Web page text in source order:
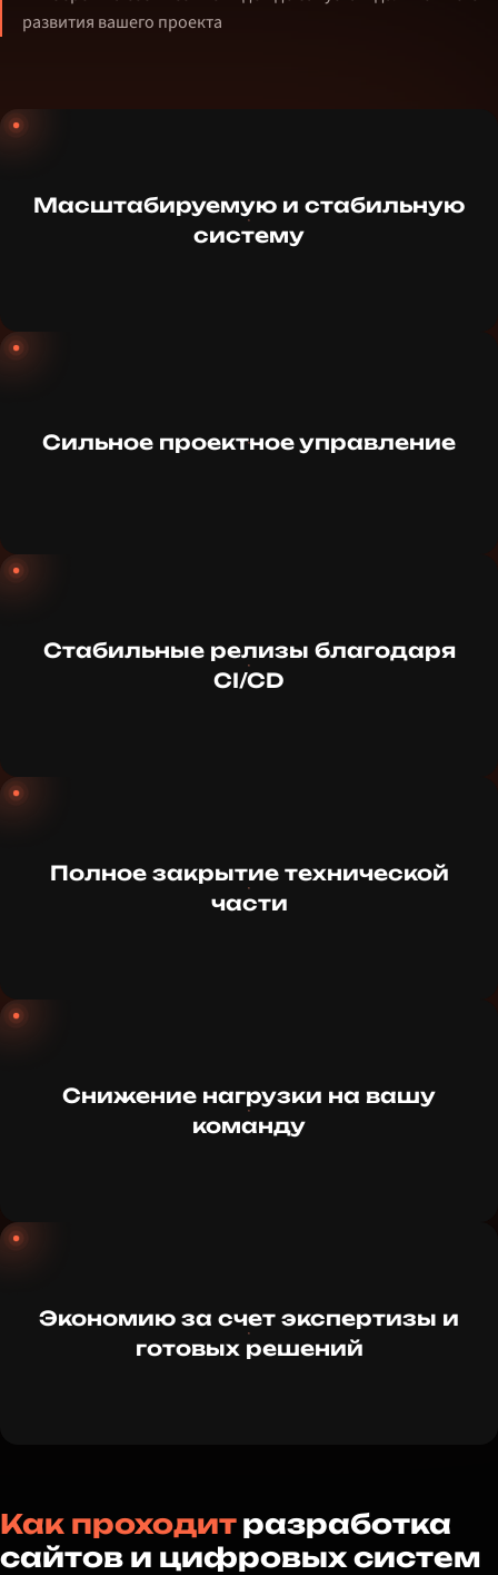
развития вашего проекта
Масштабируемую и стабильную
систему
Сильное проектное управление
Стабильные релизы благодаря
CI/CD
Полное закрытие технической
части
Снижение нагрузки на вашу
команду
Экономию за счет экспертизы и
готовых решений
Как проходитразработка
сайтов и цифровых систем